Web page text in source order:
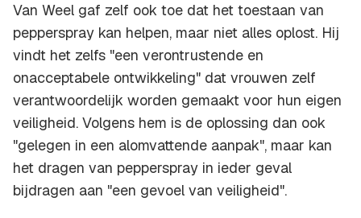
Van Weel gaf zelf ook toe dat het toestaan van
pepperspray kan helpen, maar niet alles oplost. Hij
vindt het zelfs "een verontrustende en
onacceptabele ontwikkeling" dat vrouwen zelf
verantwoordelijk worden gemaakt voor hun eigen
veiligheid. Volgens hem is de oplossing dan ook
"gelegen in een alomvattende aanpak", maar kan
het dragen van pepperspray in ieder geval
bijdragen aan "een gevoel van veiligheid".